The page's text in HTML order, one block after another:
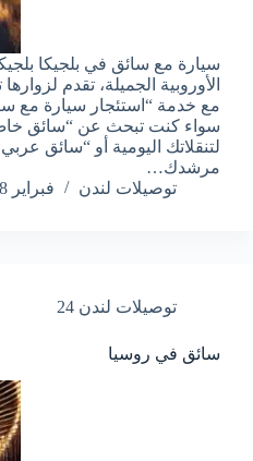
سيارة مع سائق في بلجيكا
الأوروبية الجميلة، تقدم
مع خدمة “استئجار سيارة مع
سواء كنت تبحث عن “سائق
لتنقلاتك اليومية أو “سائق
مرشدك…
توصيلات لندن
فبراير 28, 2025
توصيلات لندن 24
سائق في روسيا